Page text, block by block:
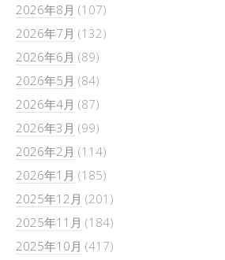
2026年8月 (107)
2026年7月 (132)
2026年6月 (89)
2026年5月 (84)
2026年4月 (87)
2026年3月 (99)
2026年2月 (114)
2026年1月 (185)
2025年12月 (201)
2025年11月 (184)
2025年10月 (417)